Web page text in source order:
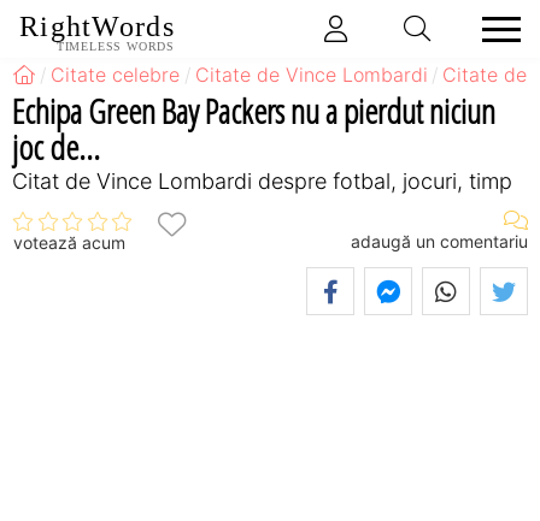
RightWords
TIMELESS WORDS
Citate celebre Citate de Vince Lombardi Citate de
Echipa Green Bay Packers nu a pierdut niciun
joc de...
Citat de Vince Lombardi despre fotbal, jocuri, timp
votează acum adaugă un comentariu